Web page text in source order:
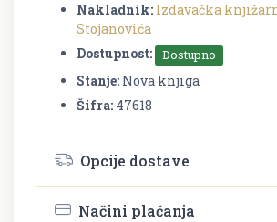
Nakladnik: Izdavačka
Stojanovića
Dostupnost:
Dostupno
Stanje: Nova knjiga
Šifra: 47618
Opcije dostave
Načini plaćanja